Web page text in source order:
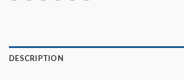
DESCRIPTION